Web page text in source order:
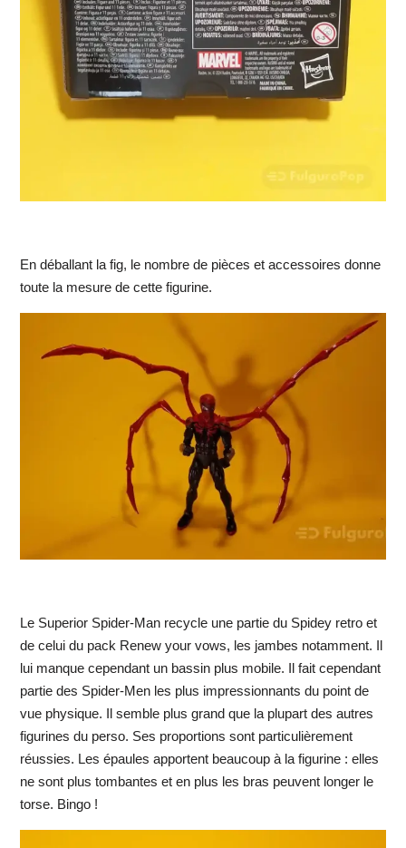
En déballant la fig, le nombre de pièces et accessoires donne
toute la mesure de cette figurine.
Le Superior Spider-Man recycle une partie du Spidey retro et
de celui du pack Renew your vows, les jambes notamment. Il
lui manque cependant un bassin plus mobile. Il fait cependant
partie des Spider-Men les plus impressionnants du point de
vue physique. Il semble plus grand que la plupart des autres
figurines du perso. Ses proportions sont particulièrement
réussies. Les épaules apportent beaucoup à la figurine : elles
ne sont plus tombantes et en plus les bras peuvent longer le
torse. Bingo !